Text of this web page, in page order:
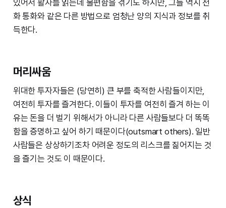
있어서 활자를 읽는데 불편함을 겪기도 하지만, 그들 역시 전
화 통화와 같은 다른 방법으로 엄청난 양의 지식과 정보를 취
득한다.
머리싸움
위대한 투자자들은 (당연히) 큰 부를 축적한 사람들이지만,
여전히 투자를 즐겨한다. 이들이 투자를 여전히 즐겨 하는 이
유는 돈을 더 벌기 위해서가 아니라 다른 사람들보다 더 똑똑
함을 증명하고 싶어 하기 때문이다(outsmart others). 일반
사람들은 상상하기조차 어려운 정도의 리스크를 짊어지는 것
을 즐기는 것도 이 때문이다.
상식